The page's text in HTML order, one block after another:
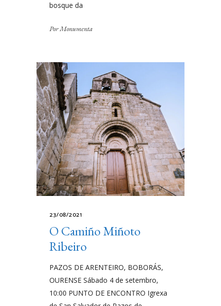
bosque da
PorMonumenta
23/08/2021
O Camiño Miñoto
Ribeiro
PAZOS DE ARENTEIRO, BOBORÁS,
OURENSE Sábado 4 de setembro,
10:00 PUNTO DE ENCONTRO Igrexa